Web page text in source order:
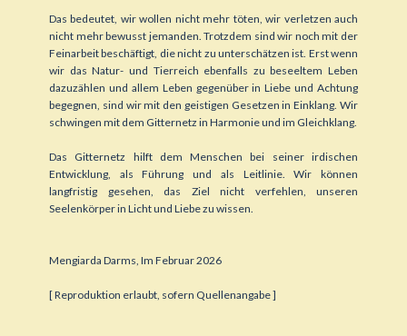
Das bedeutet, wir wollen nicht mehr töten, wir verletzen auch
nicht mehr bewusst jemanden. Trotzdem sind wir noch mit der
Feinarbeit beschäftigt, die nicht zu unterschätzen ist. Erst wenn
wir das Natur- und Tierreich ebenfalls zu beseeltem Leben
dazuzählen und allem Leben gegenüber in Liebe und Achtung
begegnen, sind wir mit den geistigen Gesetzen in Einklang. Wir
schwingen mit dem Gitternetz in Harmonie und im Gleichklang.
Das Gitternetz hilft dem Menschen bei seiner irdischen
Entwicklung, als Führung und als Leitlinie. Wir können
langfristig gesehen, das Ziel nicht verfehlen, unseren
Seelenkörper in Licht und Liebe zu wissen.
Mengiarda Darms, Im Februar 2026
[ Reproduktion erlaubt, sofern Quellenangabe ]